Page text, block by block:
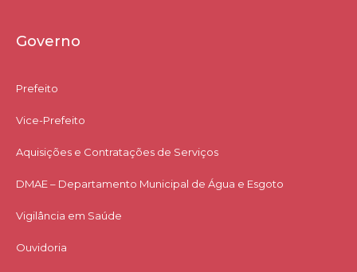
Governo
Prefeito
Vice-Prefeito
Aquisições e Contratações de Serviços​
DMAE – Departamento Municipal de Água e Esgoto
Vigilância em Saúde
Ouvidoria